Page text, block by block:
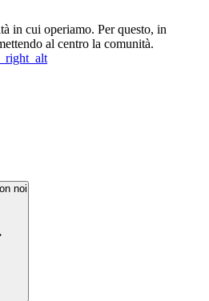
in cui operiamo. Per questo, in
al centro la comunità.
noi